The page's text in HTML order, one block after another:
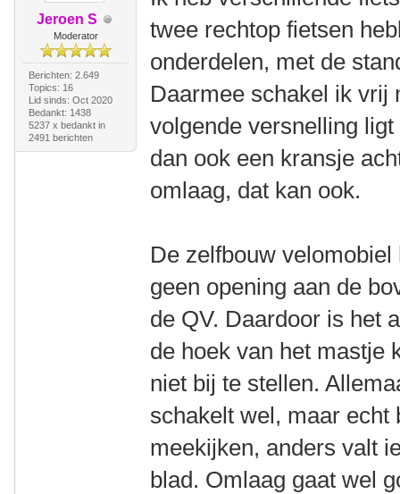
Jeroen S
Moderator
Berichten: 2.649
Topics: 16
Lid sinds: Oct 2020
Bedankt: 1438
5237 x bedankt in
2491 berichten
twee rechtop fietsen
onderdelen, met de
Daarmee schakel ik vrij
volgende versnelling
dan ook een kransje
omlaag, dat kan ook.
De zelfbouw
geen opening aan de
de QV. Daardoor is het
de hoek van het mastje
niet bij te stellen.
schakelt wel, maar echt
meekijken, anders valt
blad. Omlaag gaat wel